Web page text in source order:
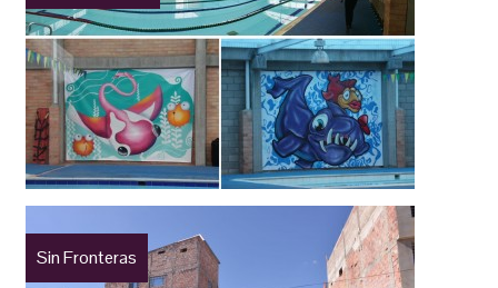
Sin Fronteras